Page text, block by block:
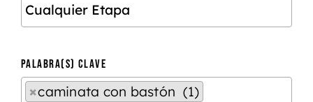
PALABRA(S) CLAVE
×caminata con bastón (1)